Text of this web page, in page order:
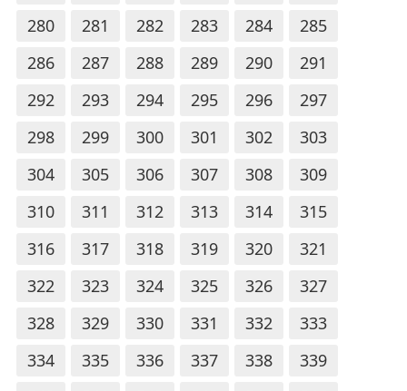
280
281 282 283 284
285
286
287 288 289 290
291
292
293 294 295 296
297
298
299 300 301 302
303
304
305 306 307 308
309
310
311 312 313 314
315
316
317 318 319 320
321
322
323 324 325 326
327
328
329 330 331 332
333
334
335 336 337 338
339